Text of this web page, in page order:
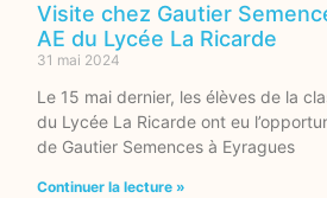
Visite chez Gautier
AE du Lycée La Ricarde
31 mai 2024
Le 15 mai dernier, les élèves de la
du Lycée La Ricarde ont eu
de Gautier Semences à Eyragues
Continuer la lecture »